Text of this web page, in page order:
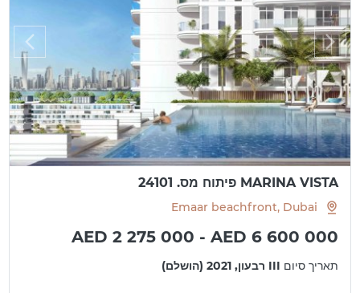
MARINA VISTA פיתוח מס. 24101
Emaar beachfront, Dubai
AED 2 275 000 - AED 6 600 000
תאריך סיום III רבעון, 2021 (הושלם)